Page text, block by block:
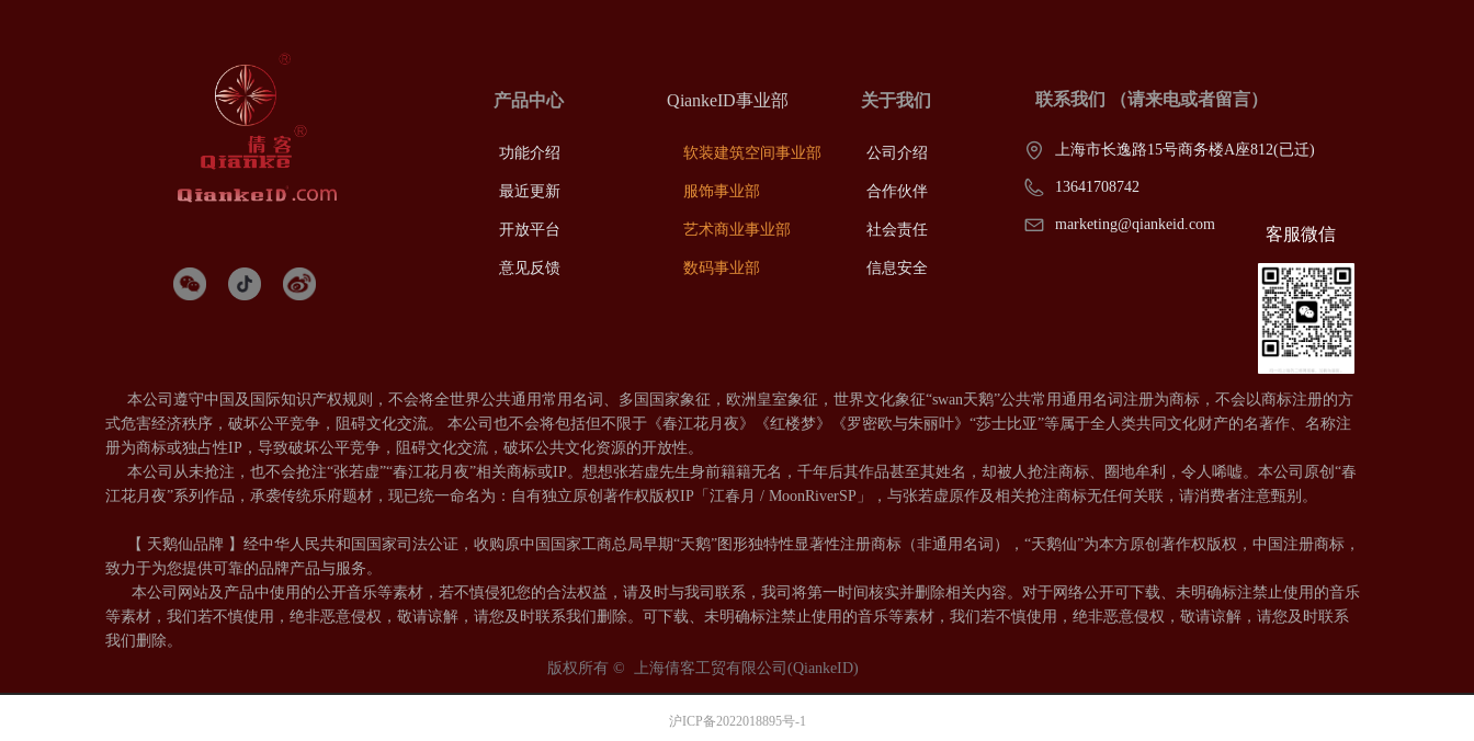
版权所有 © 上海倩客工贸有限公司(QiankeID)
产品中心
功能介绍
最近更新
开放平台
意见反馈
软装建筑空间事业部
服饰事业部
艺术商业事业部
数码事业部
QiankeID事业部
公司介绍
合作伙伴
社会责任
信息安全
关于我们 联系我们 （请来电或者留言）
上海市长逸路15号商务楼A座812(已迁)
13641708742
marketing@qiankeid.com
客服微信
本公司遵守中国及国际知识产权规则，不会将全世界公共通用常用名词、多国国家象征，欧洲皇室象征，世界文化象征“swan天鹅”公共常用通用名词注册为商标，不会以商标注册的方
式危害经济秩序，破坏公平竞争，阻碍文化交流。 本公司也不会将包括但不限于《春江花月夜》《红楼梦》《罗密欧与朱丽叶》“莎士比亚”等属于全人类共同文化财产的名著作、名称注
册为商标或独占性IP，导致破坏公平竞争，阻碍文化交流，破坏公共文化资源的开放性。
本公司从未抢注，也不会抢注“张若虚”“春江花月夜”相关商标或IP。想想张若虚先生身前籍籍无名，千年后其作品甚至其姓名，却被人抢注商标、圈地牟利，令人唏嘘。本公司原创“春
江花月夜”系列作品，承袭传统乐府题材，现已统一命名为：自有独立原创著作权版权IP「江春月 / MoonRiverSP」，与张若虚原作及相关抢注商标无任何关联，请消费者注意甄别。
【 天鹅仙品牌 】经中华人民共和国国家司法公证，收购原中国国家工商总局早期“天鹅”图形独特性显著性注册商标（非通用名词），“天鹅仙”为本方原创著作权版权，中国注册商标，
致力于为您提供可靠的品牌产品与服务。
本公司网站及产品中使用的公开音乐等素材，若不慎侵犯您的合法权益，请及时与我司联系，我司将第一时间核实并删除相关内容。对于网络公开可下载、未明确标注禁止使用的音乐
等素材，我们若不慎使用，绝非恶意侵权，敬请谅解，请您及时联系我们删除。可下载、未明确标注禁止使用的音乐等素材，我们若不慎使用，绝非恶意侵权，敬请谅解，请您及时联系
我们删除。
沪ICP备2022018895号-1